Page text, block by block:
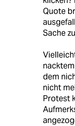
Quote
Sache
dem
nicht
Protest